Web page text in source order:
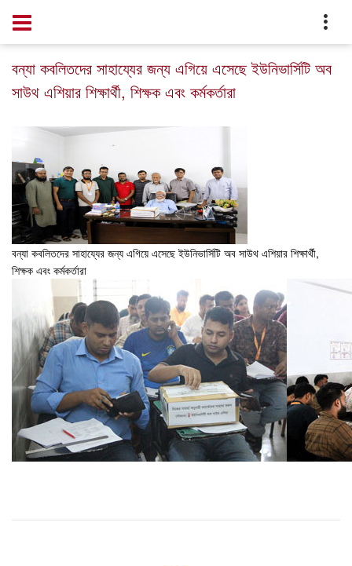
বন্যা কবলিতদের সাহায্যের জন্য এগিয়ে এসেছে ইউনিভার্সিটি অব
সাউথ এশিয়ার শিক্ষার্থী, শিক্ষক এবং কর্মকর্তারা
বন্যা কবলিতদের সাহায্যের জন্য এগিয়ে এসেছে ইউনিভার্সিটি অব সাউথ এশিয়ার শিক্ষার্থী,
শিক্ষক এবং কর্মকর্তারা